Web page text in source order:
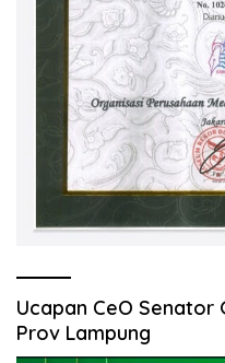
Ucapan CeO Senator
Prov Lampung